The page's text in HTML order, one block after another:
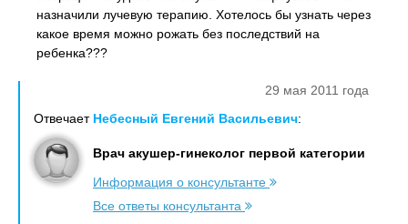
назначили лучевую терапию. Хотелось бы узнать через
какое время можно рожать без последствий на
ребенка???
29 мая 2011 года
Отвечает Небесный Евгений Васильевич:
Врач акушер-гинеколог первой категории
Информация о консультанте
Все ответы консультанта